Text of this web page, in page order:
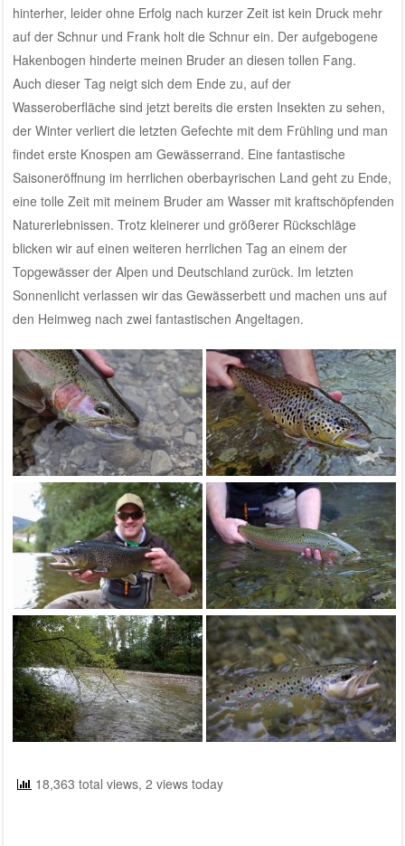
hinterher, leider ohne Erfolg nach kurzer Zeit ist kein Druck mehr
auf der Schnur und Frank holt die Schnur ein. Der aufgebogene
Hakenbogen hinderte meinen Bruder an diesen tollen Fang.
Auch dieser Tag neigt sich dem Ende zu, auf der
Wasseroberfläche sind jetzt bereits die ersten Insekten zu sehen,
der Winter verliert die letzten Gefechte mit dem Frühling und man
findet erste Knospen am Gewässerrand. Eine fantastische
Saisoneröffnung im herrlichen oberbayrischen Land geht zu Ende,
eine tolle Zeit mit meinem Bruder am Wasser mit kraftschöpfenden
Naturerlebnissen. Trotz kleinerer und größerer Rückschläge
blicken wir auf einen weiteren herrlichen Tag an einem der
Topgewässer der Alpen und Deutschland zurück. Im letzten
Sonnenlicht verlassen wir das Gewässerbett und machen uns auf
den Heimweg nach zwei fantastischen Angeltagen.
18,363 total views, 2 views today